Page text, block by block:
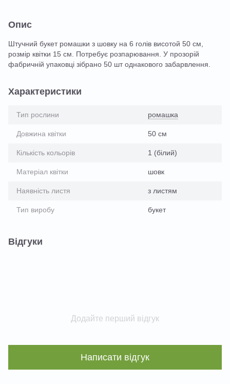
Опис
Штучний букет ромашки з шовку на 6 голів висотой 50 см,
розмір квітки 15 см. Потребує розпарювання. У прозорій
фабричній упаковці зібрано 50 шт однакового забарвлення.
Характеристики
Тип рослини ромашка
Довжина квітки 50 см
Кількість кольорів 1 (білий)
Матеріал квітки шовк
Наявність листя з листям
Тип виробу букет
Відгуки
Додайте перший відгук
Написати відгук